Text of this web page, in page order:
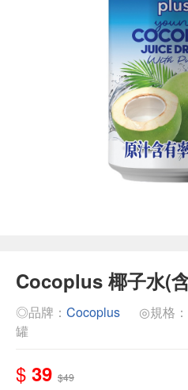
Cocoplus 椰子水(
◎品牌： Cocoplus
◎規格
罐
$ 39 $49